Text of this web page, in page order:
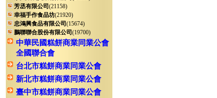
芳丞有限公司 (21158)
幸福手作食品坊(21920)
忠鴻興食品有限公司 (15674)
鵬聯聯合股份有限公司 (19700)
中華民國糕餅商業同業公會
全國聯合會
台北市糕餅商業同業公會
新北市糕餅商業同業公會
臺中市糕餅商業同業公會